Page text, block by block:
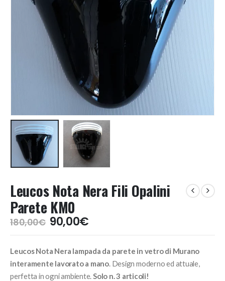
Leucos Nota Nera Fili Opalini
Parete KM0
180,00€ Il
prezzo
era:
180,00€.
90,00€Il
prezzo
è:
90,00€.
Leucos Nota Nera lampada da parete in vetro di Murano
interamente lavorato a mano. Design moderno ed attuale,
perfetta in ogni ambiente.Solo n. 3 articoli!